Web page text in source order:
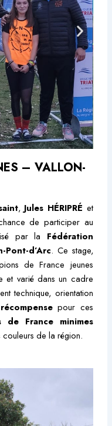
– VALLON-
, Jules HÉRIPRÉ et
de participer au
par la Fédération
Pont-d’Arc. Ce stage,
de France jeunes
et varié dans un cadre
technique, orientation
pour ces
de France minimes
couleurs de la région.